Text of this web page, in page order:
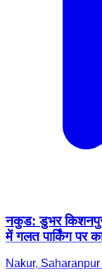
नकुड: डुभर
में गलत पार्किंग पर
Nakur,